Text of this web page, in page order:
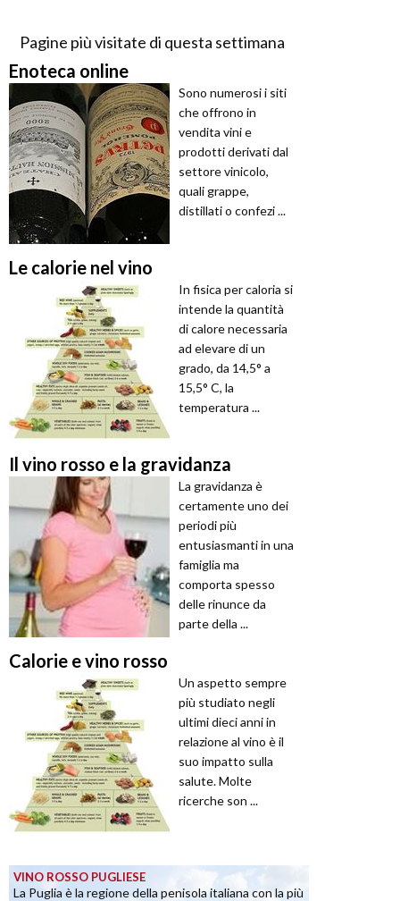
Pagine più visitate di questa settimana
Enoteca online
Sono numerosi i siti
che offrono in
vendita vini e
prodotti derivati dal
settore vinicolo,
quali grappe,
distillati o confezi ...
Le calorie nel vino
In fisica per caloria si
intende la quantità
di calore necessaria
ad elevare di un
grado, da 14,5° a
15,5° C, la
temperatura ...
Il vino rosso e la gravidanza
La gravidanza è
certamente uno dei
periodi più
entusiasmanti in una
famiglia ma
comporta spesso
delle rinunce da
parte della ...
Calorie e vino rosso
Un aspetto sempre
più studiato negli
ultimi dieci anni in
relazione al vino è il
suo impatto sulla
salute. Molte
ricerche son ...
VINO ROSSO PUGLIESE
La Puglia è la regione della penisola italiana con la più